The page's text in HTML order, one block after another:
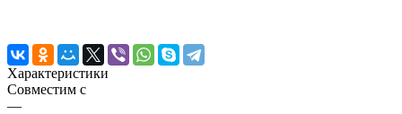
Характеристики
Совместим с
—